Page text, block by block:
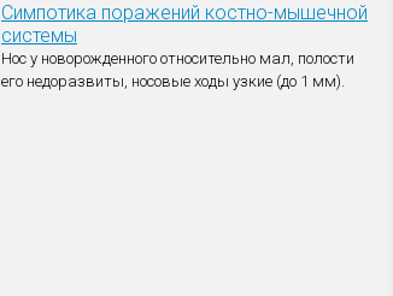
Симпотика поражений костно-мышечной
системы
Нос у новорожденного относительно мал, полости
его недоразвиты, носовые ходы узкие (до 1 мм).